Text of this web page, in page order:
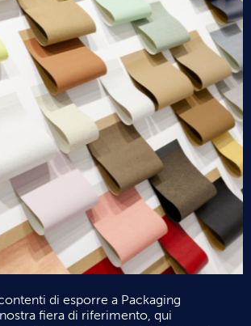
di esporre a Packaging
fiera di riferimento, qui